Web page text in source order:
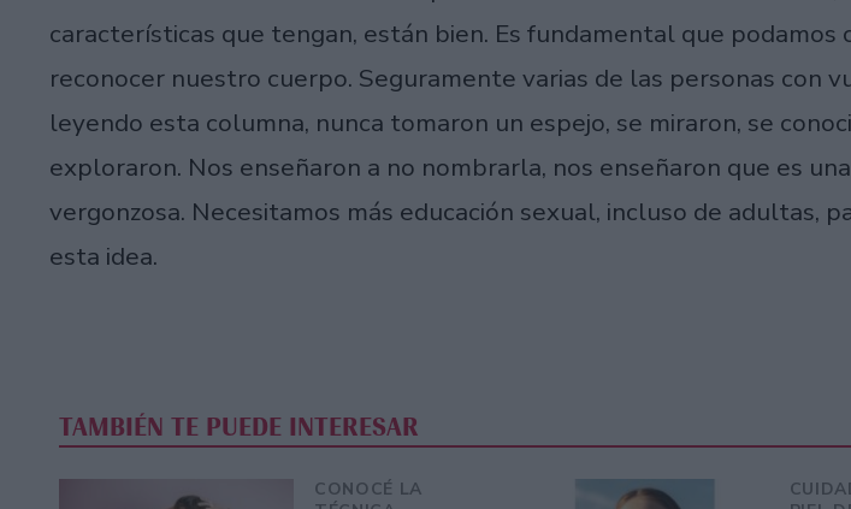
características que tengan, están bien. Es fundamental que podamos
reconocer nuestro cuerpo. Seguramente varias de las personas con
leyendo esta columna, nunca tomaron un espejo, se miraron, se
exploraron. Nos enseñaron a no nombrarla, nos enseñaron que es
vergonzosa. Necesitamos más educación sexual, incluso de adultas,
esta idea.
TAMBIÉN TE PUEDE INTERESAR
CONOCÉ LA